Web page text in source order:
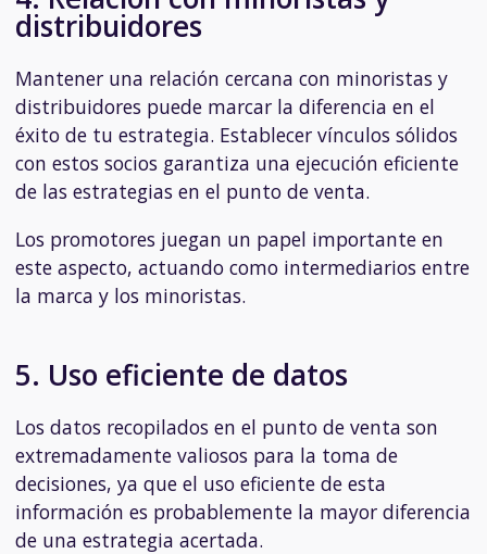
distribuidores
Mantener una relación cercana con minoristas y
distribuidores puede marcar la diferencia en el
éxito de tu estrategia. Establecer vínculos sólidos
con estos socios garantiza una ejecución eficiente
de las estrategias en el punto de venta.
Los promotores juegan un papel importante en
este aspecto, actuando como intermediarios entre
la marca y los minoristas.
5. Uso eficiente de datos
Los datos recopilados en el punto de venta son
extremadamente valiosos para la toma de
decisiones, ya que el uso eficiente de esta
información es probablemente la mayor diferencia
de una estrategia acertada.